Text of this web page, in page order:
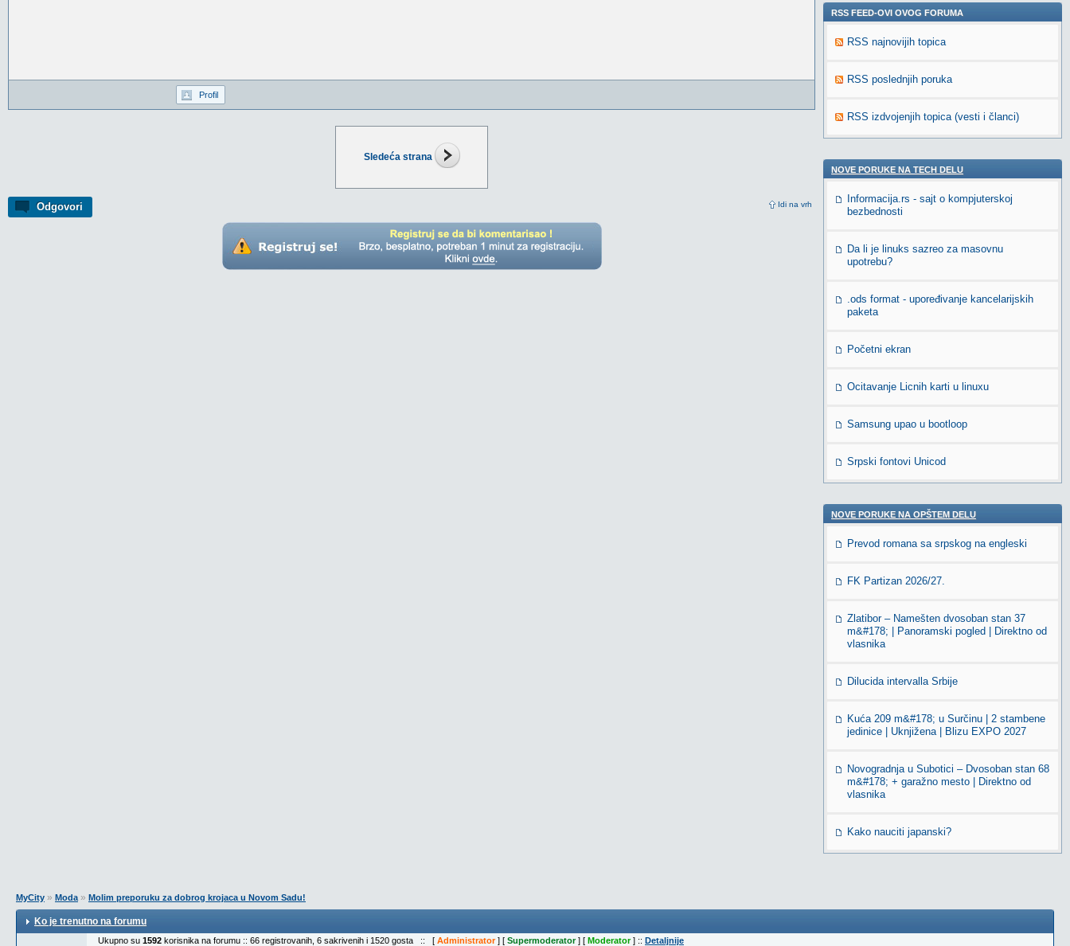
Sledeća strana
Odgovori Idi na vrh
Profil
RSS FEED-OVI OVOG FORUMA
RSS najnovijih topica
RSS poslednjih poruka
RSS izdvojenjih topica (vesti i članci)
NOVE PORUKE NA TECH DELU
Informacija.rs - sajt o kompjuterskoj
bezbednosti
Da li je linuks sazreo za masovnu
upotrebu?
.ods format - upoređivanje kancelarijskih
paketa
Početni ekran
Ocitavanje Licnih karti u linuxu
Samsung upao u bootloop
Srpski fontovi Unicod
NOVE PORUKE NA OPŠTEM DELU
Prevod romana sa srpskog na engleski
FK Partizan 2026/27.
Zlatibor – Namešten dvosoban stan 37
m&#178; | Panoramski pogled | Direktno od
vlasnika
Dilucida intervalla Srbije
Kuća 209 m&#178; u Surčinu | 2 stambene
jedinice | Uknjižena | Blizu EXPO 2027
Novogradnja u Subotici – Dvosoban stan 68
m&#178; + garažno mesto | Direktno od
vlasnika
Kako nauciti japanski?
MyCity » Moda» Molim preporuku za dobrog krojaca u Novom Sadu!
Ko je trenutno na forumu
Ukupno su 1592 korisnika na forumu :: 66 registrovanih, 6 sakrivenih i 1520 gosta :: [ Administrator] [ Supermoderator] [ Moderator] :: Detaljnije